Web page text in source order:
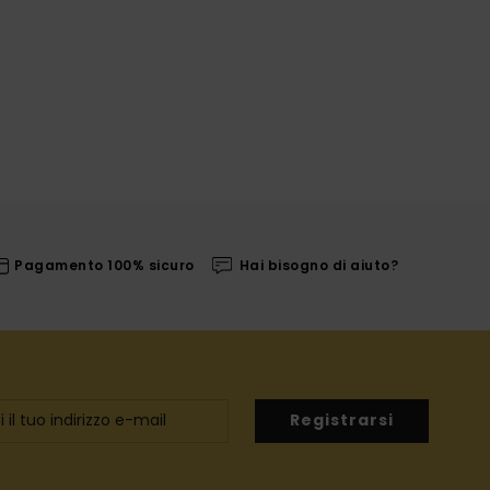
Pagamento 100% sicuro Hai bisogno di aiuto?
Registrarsi